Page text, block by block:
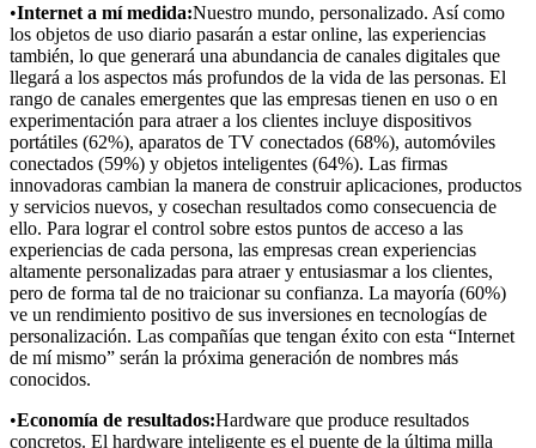
•Internet a mí medida:Nuestro mundo, personalizado. Así como
los objetos de uso diario pasarán a estar online, las experiencias
también, lo que generará una abundancia de canales digitales que
llegará a los aspectos más profundos de la vida de las personas. El
rango de canales emergentes que las empresas tienen en uso o en
experimentación para atraer a los clientes incluye dispositivos
portátiles (62%), aparatos de TV conectados (68%), automóviles
conectados (59%) y objetos inteligentes (64%). Las firmas
innovadoras cambian la manera de construir aplicaciones, productos
y servicios nuevos, y cosechan resultados como consecuencia de
ello. Para lograr el control sobre estos puntos de acceso a las
experiencias de cada persona, las empresas crean experiencias
altamente personalizadas para atraer y entusiasmar a los clientes,
pero de forma tal de no traicionar su confianza. La mayoría (60%)
ve un rendimiento positivo de sus inversiones en tecnologías de
personalización. Las compañías que tengan éxito con esta “Internet
de mí mismo” serán la próxima generación de nombres más
conocidos.
•Economía de resultados:Hardware que produce resultados
concretos. El hardware inteligente es el puente de la última milla